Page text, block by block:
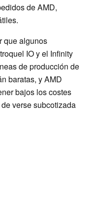
de AMD,
que algunos
IO y el Infinity
de producción de
baratas, y AMD
bajos los costes
verse subcotizada